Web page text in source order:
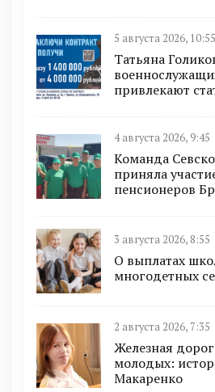
5 августа 2026, 10:55
Татьяна
привлекают
4 августа 2026, 9:45
Команда
приняла
пенсионеров
3 августа 2026, 8:55
О выплатах
многодетных
2 августа 2026, 7:35
Железная
молодых:
Макаренко